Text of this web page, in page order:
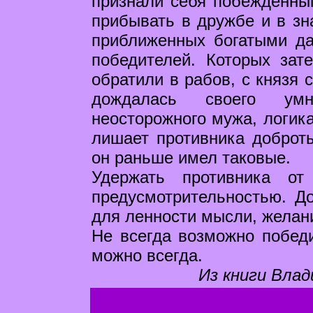
прибывать в дружбе и в
приближенных богатыми
победителей. Которых
обратили в рабов, с князя
дождалась своего
неосторожного мужа,
лишает противника
он раньше имел таковые.
Удержать противника
предусмотрительностью.
для ленности мысли,
Не всегда возможно
можно всегда.
Из книги